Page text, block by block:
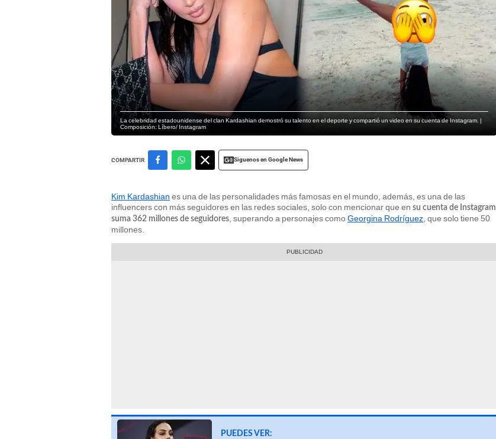
La celebridad estadounidense del clan Kardashian demostró su talento en el deporte y compartió un video en su cuenta de Instagram. |
Composición: Líbero/ Instagram
COMPARTIR Siguenos en Google News
Kim Kardashian es una de las personalidades más famosas en el mundo, además, es una de las
influencers con más seguidores en las redes sociales, solo con mencionar que en su cuenta de Instagram
suma 362 millones de seguidores , superando a personajes comoGeorgina Rodríguez , que solo tiene 50
millones.
PUEDES VER: